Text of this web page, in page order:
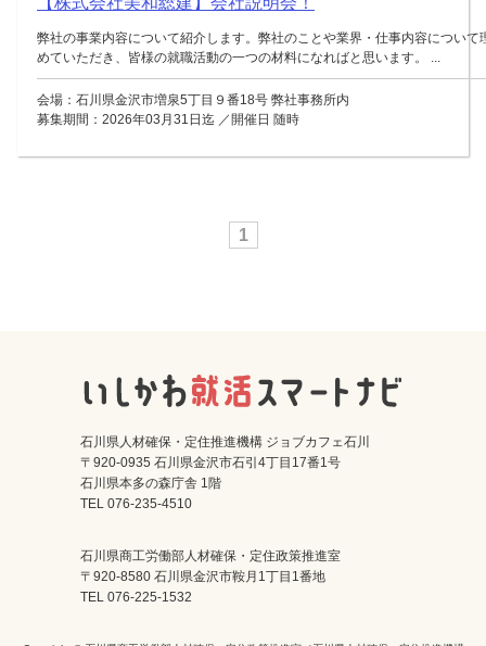
弊社の事業内容について紹介します。弊社のことや業界・仕事内容について
めていただき、皆様の就職活動の一つの材料になればと思います。 ...
会場：石川県金沢市増泉5丁目９番18号 弊社事務所内
募集期間：2026年03月31日迄 ／開催日 随時
1
石川県人材確保・定住推進機構 ジョブカフェ石川
〒920-0935 石川県金沢市石引4丁目17番1号
石川県本多の森庁舎 1階
TEL 076-235-4510
石川県商工労働部人材確保・定住政策推進室
〒920-8580 石川県金沢市鞍月1丁目1番地
TEL 076-225-1532